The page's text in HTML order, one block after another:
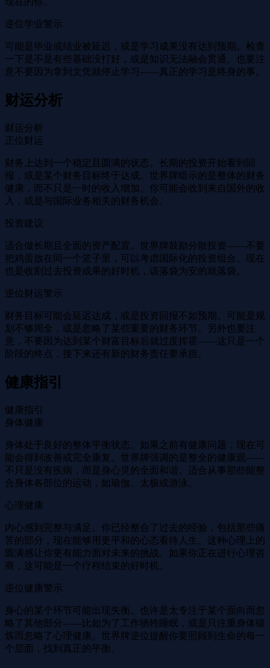
逆位学业警示
可能是毕业或结业被延迟，或是学习成果没有达到预期。检查
一下是不是有些基础没打好，或是知识无法融会贯通。也要注
意不要因为拿到文凭就停止学习——真正的学习是终身的事。
财运分析
财运分析
正位财运
财务上达到一个稳定且圆满的状态。长期的投资开始看到回
报，或是某个财务目标终于达成。世界牌暗示的是整体的财务
健康，而不只是一时的收入增加。你可能会收到来自国外的收
入，或是与国际业务相关的财务机会。
投资建议
适合做长期且全面的资产配置。世界牌鼓励分散投资——不要
把鸡蛋放在同一个篮子里，可以考虑国际化的投资组合。现在
也是收割过去投资成果的好时机，该落袋为安的就落袋。
逆位财运警示
财务目标可能会延迟达成，或是投资回报不如预期。可能是规
划不够周全，或是忽略了某些重要的财务环节。另外也要注
意，不要因为达到某个财富目标后就过度挥霍——这只是一个
阶段的终点，接下来还有新的财务责任要承担。
健康指引
健康指引
身体健康
身体处于良好的整体平衡状态。如果之前有健康问题，现在可
能会得到改善或完全康复。世界牌强调的是整全的健康观——
不只是没有疾病，而是身心灵的全面和谐。适合从事那些能整
合身体各部位的运动，如瑜伽、太极或游泳。
心理健康
内心感到完整与满足。你已经整合了过去的经验，包括那些痛
苦的部分，现在能够用更平和的心态看待人生。这种心理上的
圆满感让你更有能力面对未来的挑战。如果你正在进行心理咨
商，这可能是一个疗程结束的好时机。
逆位健康警示
身心的某个环节可能出现失衡。也许是太专注于某个面向而忽
略了其他部分——比如为了工作牺牲睡眠，或是只注重身体锻
炼而忽略了心理健康。世界牌逆位提醒你要照顾到生命的每一
个层面，找到真正的平衡。